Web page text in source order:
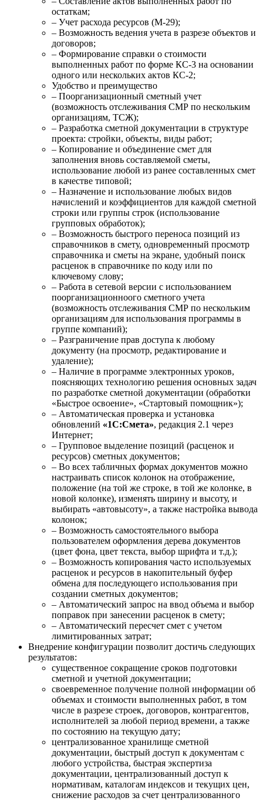
остаткам;
– Учет расхода ресурсов (М-29);
– Возможность ведения учета в разрезе объектов и
договоров;
– Формирование справки о стоимости
выполненных работ по форме КС-3 на основании
одного или нескольких актов КС-2;
Удобство и преимущество
– Поорганизационный сметный учет
(возможность отслеживания СМР по нескольким
организациям, ТСЖ);
– Разработка сметной документации в структуре
проекта: стройки, объекты, виды работ;
– Копирование и объединение смет для
заполнения вновь составляемой сметы,
использование любой из ранее составленных смет
в качестве типовой;
– Назначение и использование любых видов
начислений и коэффициентов для каждой сметной
строки или группы строк (использование
групповых обработок);
– Возможность быстрого переноса позиций из
справочников в смету, одновременный просмотр
справочника и сметы на экране, удобный поиск
расценок в справочнике по коду или по
ключевому слову;
– Работа в сетевой версии с использованием
поорганизационноого сметного учета
(возможность отслеживания СМР по нескольким
организациям для использования программы в
группе компаний);
– Разграничение прав доступа к любому
документу (на просмотр, редактирование и
удаление);
– Наличие в программе электронных уроков,
поясняющих технологию решения основных задач
по разработке сметной документации (обработки
«Быстрое освоение», «Стартовый помощник»);
– Автоматическая проверка и установка
обновлений «1С:Смета», редакция 2.1 через
Интернет;
– Групповое выделение позиций (расценок и
ресурсов) сметных документов;
– Во всех табличных формах документов можно
настраивать список колонок на отображение,
положение (на той же строке, в той же колонке, в
новой колонке), изменять ширину и высоту, и
выбирать «автовысоту», а также настройка вывода
колонок;
– Возможность самостоятельного выбора
пользователем оформления дерева документов
(цвет фона, цвет текста, выбор шрифта и т.д.);
– Возможность копирования часто используемых
расценок и ресурсов в накопительный буфер
обмена для последующего использования при
создании сметных документов;
– Автоматический запрос на ввод объема и выбор
поправок при занесении расценок в смету;
– Автоматический пересчет смет с учетом
лимитированных затрат;
Внедрение конфигурации позволит достичь следующих
результатов:
существенное сокращение сроков подготовки
сметной и учетной документации;
своевременное получение полной информации об
объемах и стоимости выполненных работ, в том
числе в разрезе строек, договоров, контрагентов,
исполнителей за любой период времени, а также
по состоянию на текущую дату;
централизованное хранилище сметной
документации, быстрый доступ к документам с
любого устройства, быстрая экспертиза
документации, централизованный доступ к
нормативам, каталогам индексов и текущих цен,
снижение расходов за счет централизованного